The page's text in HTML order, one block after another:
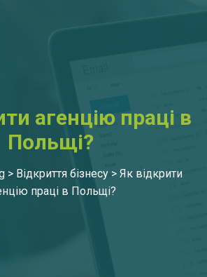
агенцію праці в
Польщі?
> Відкриття бізнесу > Як відкрити
праці в Польщі?